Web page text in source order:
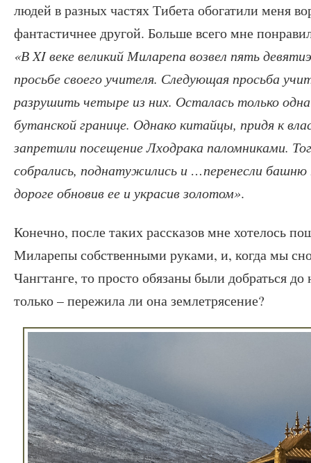
людей в разных частях Тибета обогатили меня
фантастичнее другой. Больше всего мне
«В XI веке великий Миларепа возвел пять
просьбе своего учителя. Следующая просьба
разрушить четыре из них. Осталась только
бутанской границе. Однако китайцы, придя к
запретили посещение Лходрака паломниками.
собрались, поднатужились и …перенесли
дороге обновив ее и украсив золотом».
Конечно, после таких рассказов мне хотелось
Миларепы собственными руками, и, когда мы
Чангтанге, то просто обязаны были добраться
только – пережила ли она землетрясение?